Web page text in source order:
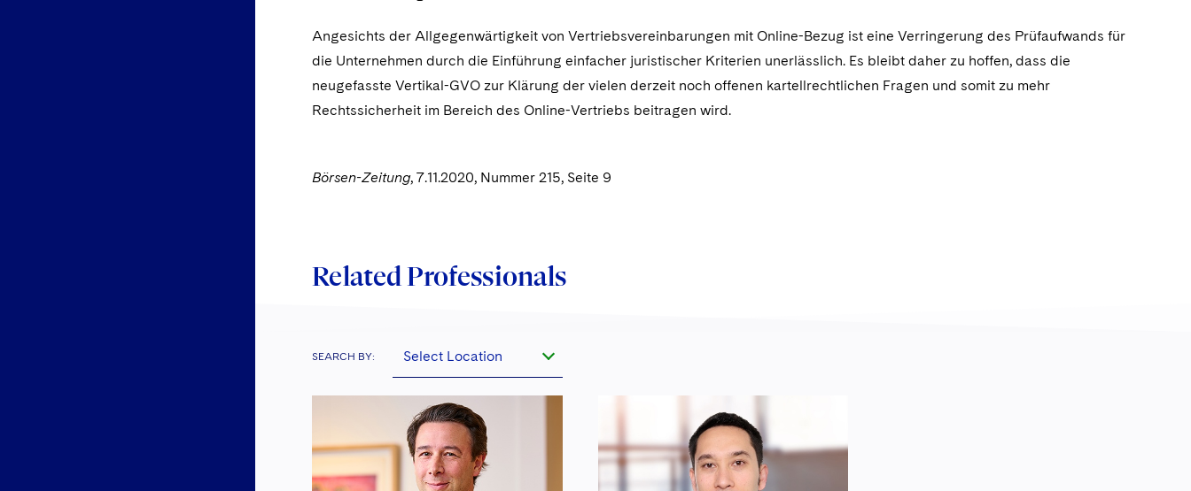
Angesichts der Allgegenwärtigkeit von Vertriebsvereinbarungen mit Online-Bezug ist eine Verringerung des Prüfaufwands für
die Unternehmen durch die Einführung einfacher juristischer Kriterien unerlässlich. Es bleibt daher zu hoffen, dass die
neugefasste Vertikal-GVO zur Klärung der vielen derzeit noch offenen kartellrechtlichen Fragen und somit zu mehr
Rechtssicherheit im Bereich des Online-Vertriebs beitragen wird.
Börsen-Zeitung, 7.11.2020, Nummer 215, Seite 9
Related Professionals
SEARCH BY: Select Location